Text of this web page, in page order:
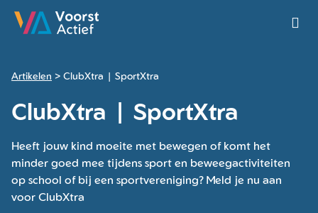
Ga naar de homepage van Voorst Actief
Artikelen ClubXtra | SportXtra
ClubXtra | SportXtra
Heeft jouw kind moeite met bewegen of komt het
minder goed mee tijdens sport en beweegactiviteiten
op school of bij een sportvereniging? Meld je nu aan
voor ClubXtra